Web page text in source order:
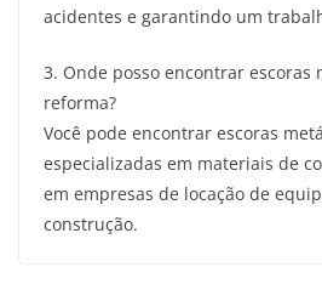
acidentes e garantindo um
3. Onde posso encontrar escoras
reforma?
Você pode encontrar escoras
especializadas em materiais de
em empresas de locação de
construção.